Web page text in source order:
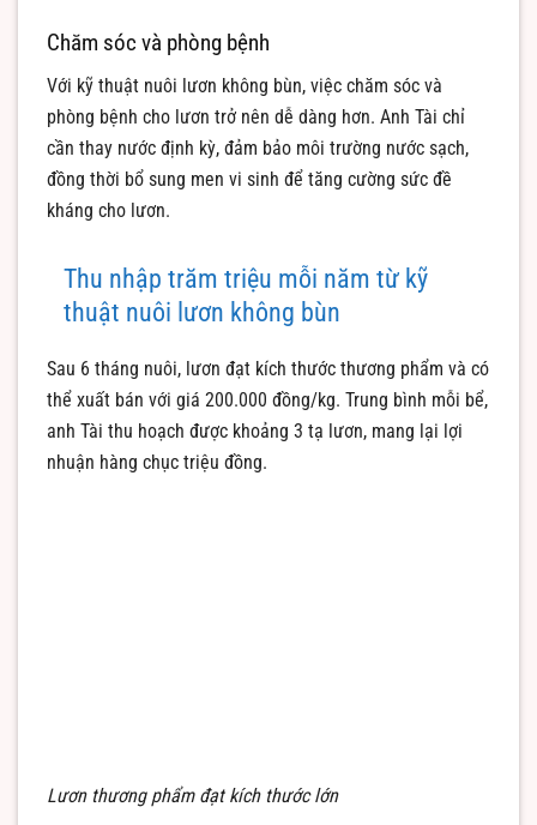
Chăm sóc và phòng bệnh
Với kỹ thuật nuôi lươn không bùn, việc chăm sóc và
phòng bệnh cho lươn trở nên dễ dàng hơn. Anh Tài chỉ
cần thay nước định kỳ, đảm bảo môi trường nước sạch,
đồng thời bổ sung men vi sinh để tăng cường sức đề
kháng cho lươn.
Thu nhập trăm triệu mỗi năm từ kỹ
thuật nuôi lươn không bùn
Sau 6 tháng nuôi, lươn đạt kích thước thương phẩm và có
thể xuất bán với giá 200.000 đồng/kg. Trung bình mỗi bể,
anh Tài thu hoạch được khoảng 3 tạ lươn, mang lại lợi
nhuận hàng chục triệu đồng.
Lươn thương phẩm đạt kích thước lớn